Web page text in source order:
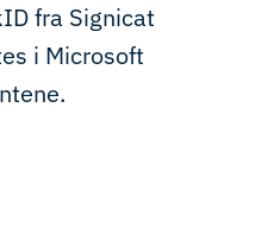
fra Signicat
i Microsoft